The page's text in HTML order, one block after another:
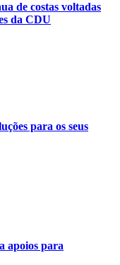
de costas voltadas
da CDU
para os seus
apoios para